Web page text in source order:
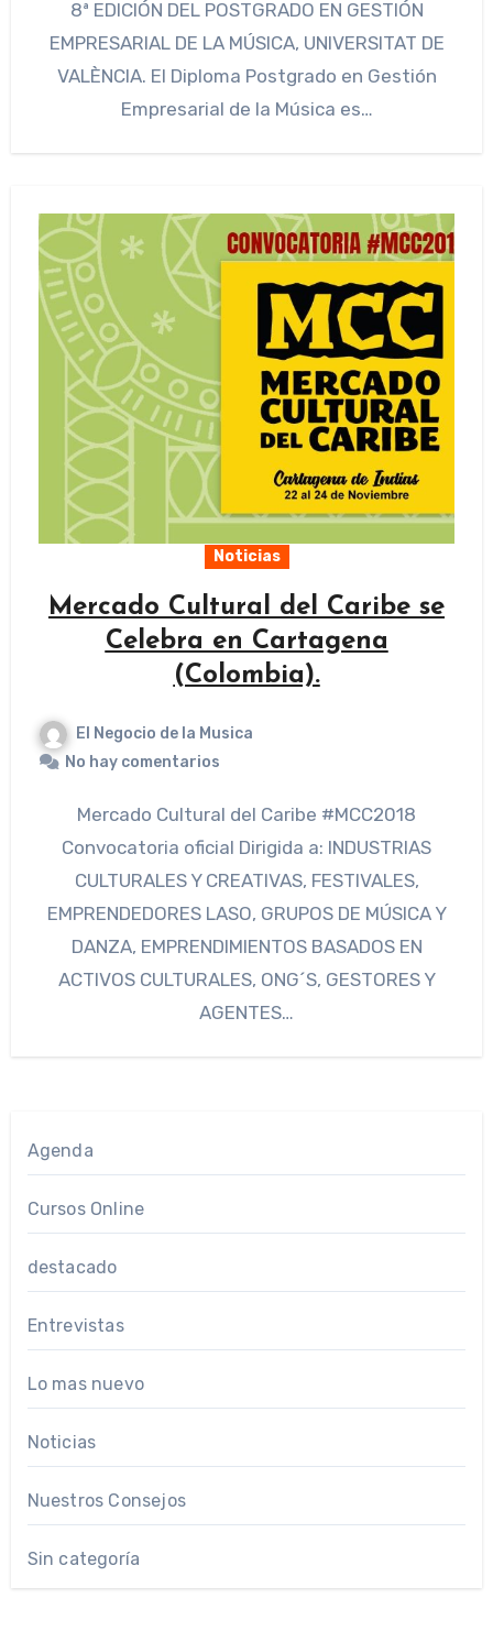
8ª EDICIÓN DEL POSTGRADO EN GESTIÓN
EMPRESARIAL DE LA MÚSICA, UNIVERSITAT DE
VALÈNCIA. El Diploma Postgrado en Gestión
Empresarial de la Música es…
Noticias
Mercado Cultural del Caribe se
Celebra en Cartagena
(Colombia).
El Negocio de la Musica
No hay comentarios
Mercado Cultural del Caribe #MCC2018
Convocatoria oficial Dirigida a: INDUSTRIAS
CULTURALES Y CREATIVAS, FESTIVALES,
EMPRENDEDORES LASO, GRUPOS DE MÚSICA Y
DANZA, EMPRENDIMIENTOS BASADOS EN
ACTIVOS CULTURALES, ONG´S, GESTORES Y
AGENTES…
Agenda
Cursos Online
destacado
Entrevistas
Lo mas nuevo
Noticias
Nuestros Consejos
Sin categoría